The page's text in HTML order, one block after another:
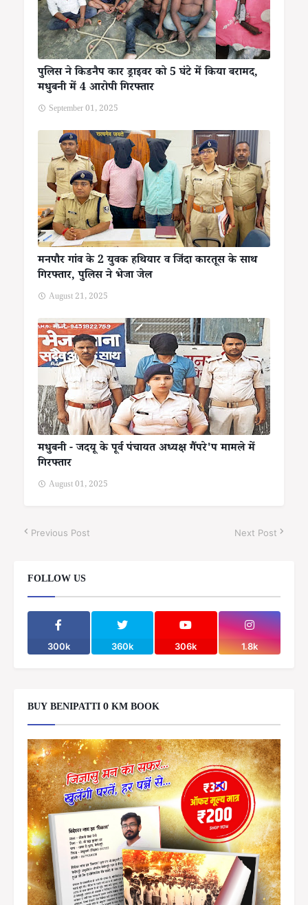
पुलिस ने किडनैप कार ड्राइवर को 5 घंटे में किया बरामद,
मधुबनी में 4 आरोपी गिरफ्तार
September 01, 2025
मनपौर गांव के 2 युवक हथियार व जिंदा कारतूस के साथ
गिरफ्तार, पुलिस ने भेजा जेल
August 21, 2025
मधुबनी - जदयू के पूर्व पंचायत अध्यक्ष गैंपरे'प मामले में
गिरफ्तार
August 01, 2025
Previous Post Next Post
FOLLOW US
300k 360k 306k 1.8k
BUY BENIPATTI 0 KM BOOK